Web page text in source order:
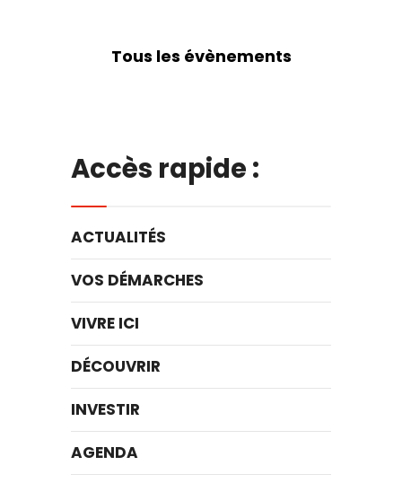
Tous les évènements
Accès rapide :
ACTUALITÉS
VOS DÉMARCHES
VIVRE ICI
DÉCOUVRIR
INVESTIR
AGENDA